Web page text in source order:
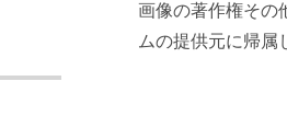
画像の著作権その
ムの提供元に帰属